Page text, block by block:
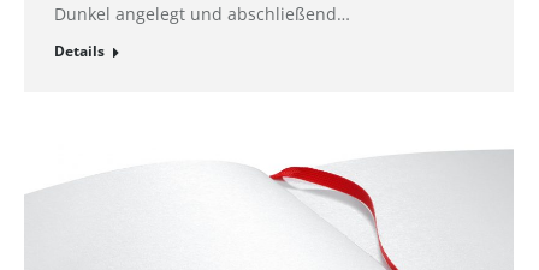
Dunkel angelegt und abschließend…
Details